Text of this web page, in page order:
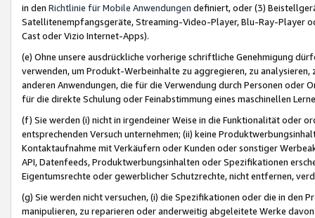
in den Richtlinie für Mobile Anwendungen definiert, oder (3)
Satellitenempfangsgeräte, Streaming-Video-Player, Blu-Ray-Player
Cast oder Vizio Internet-Apps).
(e) Ohne unsere ausdrückliche vorherige schriftliche Genehmigung
verwenden, um Produkt-Werbeinhalte zu aggregieren, zu
anderen Anwendungen, die für die Verwendung durch Personen
für die direkte Schulung oder Feinabstimmung eines maschinellen
(f) Sie werden (i) nicht in irgendeiner Weise in die Funktionalität oder
entsprechenden Versuch unternehmen; (ii) keine
Kontaktaufnahme mit Verkäufern oder Kunden oder sonstiger
API, Datenfeeds, Produktwerbungsinhalten oder Spezifikationen
Eigentumsrechte oder gewerblicher Schutzrechte, nicht entfernen,
(g) Sie werden nicht versuchen, (i) die Spezifikationen oder die in
manipulieren, zu reparieren oder anderweitig abgeleitete Werke